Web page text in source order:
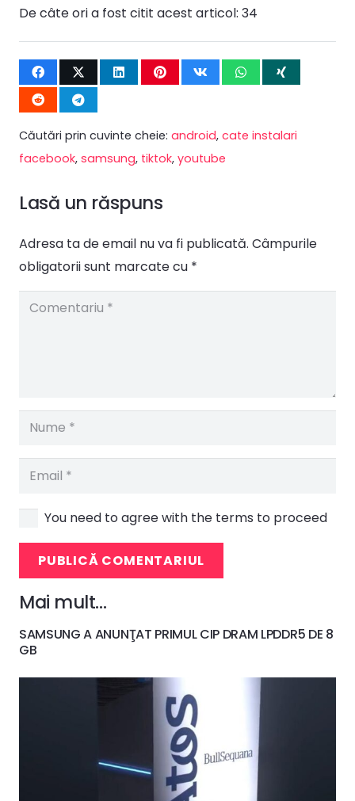
De câte ori a fost citit acest articol: 34
Căutări prin cuvinte cheie: android, cate instalari
facebook, samsung, tiktok, youtube
Lasă un răspuns
Adresa ta de email nu va fi publicată. Câmpurile
obligatorii sunt marcate cu *
You need to agree with the terms to proceed
PUBLICĂ COMENTARIUL
Mai mult…
SAMSUNG A ANUNŢAT PRIMUL CIP DRAM LPDDR5 DE 8
GB